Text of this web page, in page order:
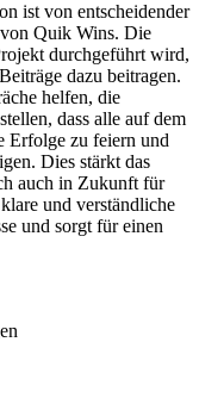
ist von entscheidender
Quik Wins. Die
durchgeführt wird,
dazu beitragen.
helfen, die
dass alle auf dem
Erfolge zu feiern und
Dies stärkt das
auch in Zukunft für
und verständliche
und sorgt für einen